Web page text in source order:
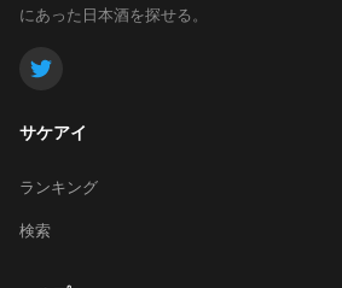
にあった日本酒を探せる。
サケアイ
ランキング
検索